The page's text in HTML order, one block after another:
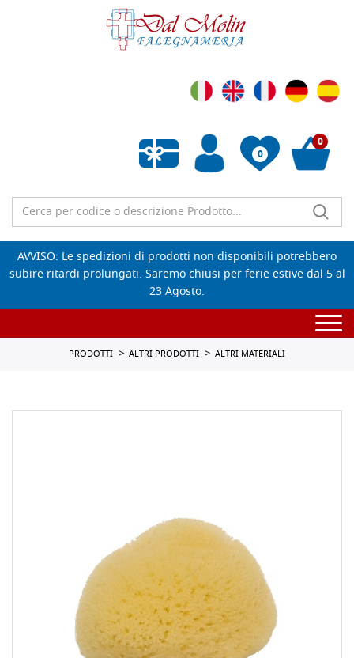
0
Wishlist vuota
0
AVVISO: Le spedizioni di prodotti non disponibili potrebbero
subire ritardi prolungati. Saremo chiusi per ferie estive dal 5 al
23 Agosto.
PRODOTTI ALTRI PRODOTTI ALTRI MATERIALI